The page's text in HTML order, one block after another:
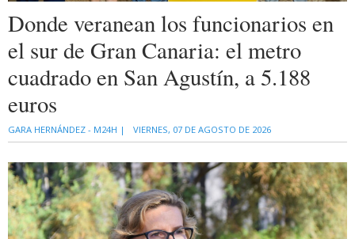
Donde veranean los funcionarios en
el sur de Gran Canaria: el metro
cuadrado en San Agustín, a 5.188
euros
GARA HERNÁNDEZ - M24H | VIERNES, 07 DE AGOSTO DE 2026